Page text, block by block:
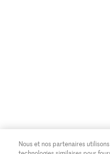
Nous et nos partenaires